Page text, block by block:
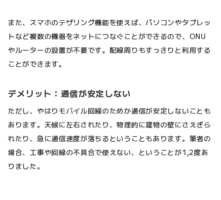
また、スマホのテザリング機能を使えば、パソコンやタブレッ
トなど複数の機器をネットにつなぐことができるので、ONU
やルーターの設置が不要です。配線周りもすっきりと利用する
ことができます。
デメリット：通信が安定しない
ただし、やはりモバイル回線のためか通信が安定しないことも
あります。天候に左右されたり、物理的に建物の壁にさえぎら
れたり、急に通信速度が落ちるということもあります。筆者の
場合、工事や回線の不具合で使えない、ということが1,2度あ
りました。